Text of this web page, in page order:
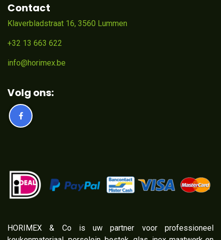
Contact
Klaverbladstraat 16, 3560 Lummen
+32 13 663 622
info@horimex.be
Volg ons:
​HORIMEX & Co is uw partner voor professioneel